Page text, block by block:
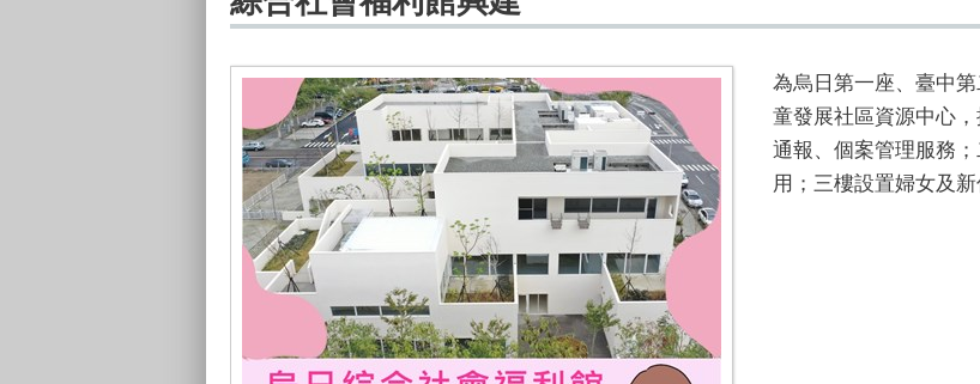
為烏日第一座、臺中
童發展社區資源中心
通報、個案管理服務
用；三樓設置婦女及